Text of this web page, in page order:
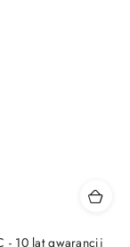
- 10 lat gwarancji